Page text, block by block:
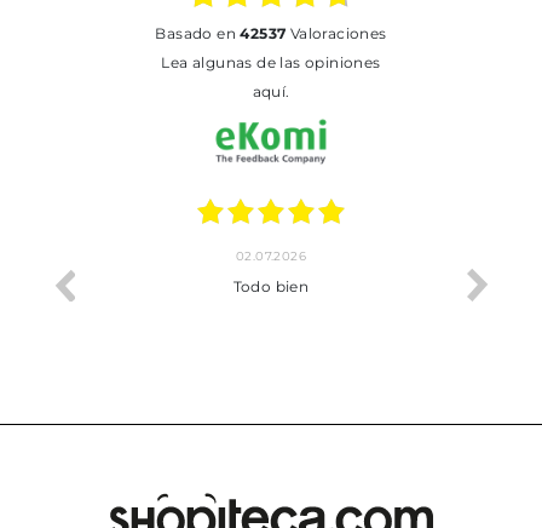
basado en42537 Valoraciones
Lea algunas de las opiniones
aquí.
02.07.2026
Todo bien